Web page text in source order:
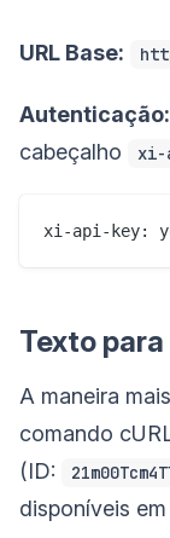
URL Base:
Autenticação:
cabeçalho
xi-
Texto para
A maneira
comando
(ID:
disponíveis